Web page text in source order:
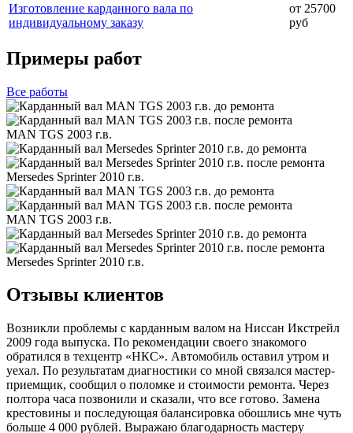
Изготовление карданного вала по
индивидуальному заказу
от 25700
руб
Примеры работ
Все работы
MAN TGS 2003 г.в.
Mersedes Sprinter 2010 г.в.
MAN TGS 2003 г.в.
Mersedes Sprinter 2010 г.в.
Отзывы клиентов
Возникли проблемы с карданным валом на Ниссан Икстрейл
2009 года выпуска. По рекомендации своего знакомого
обратился в техцентр «НКС». Автомобиль оставил утром и
уехал. По результатам диагностики со мной связался мастер-
приемщик, сообщил о поломке и стоимости ремонта. Через
полтора часа позвонили и сказали, что все готово. Замена
крестовины и последующая балансировка обошлись мне чуть
больше 4 000 рублей. Выражаю благодарность мастеру